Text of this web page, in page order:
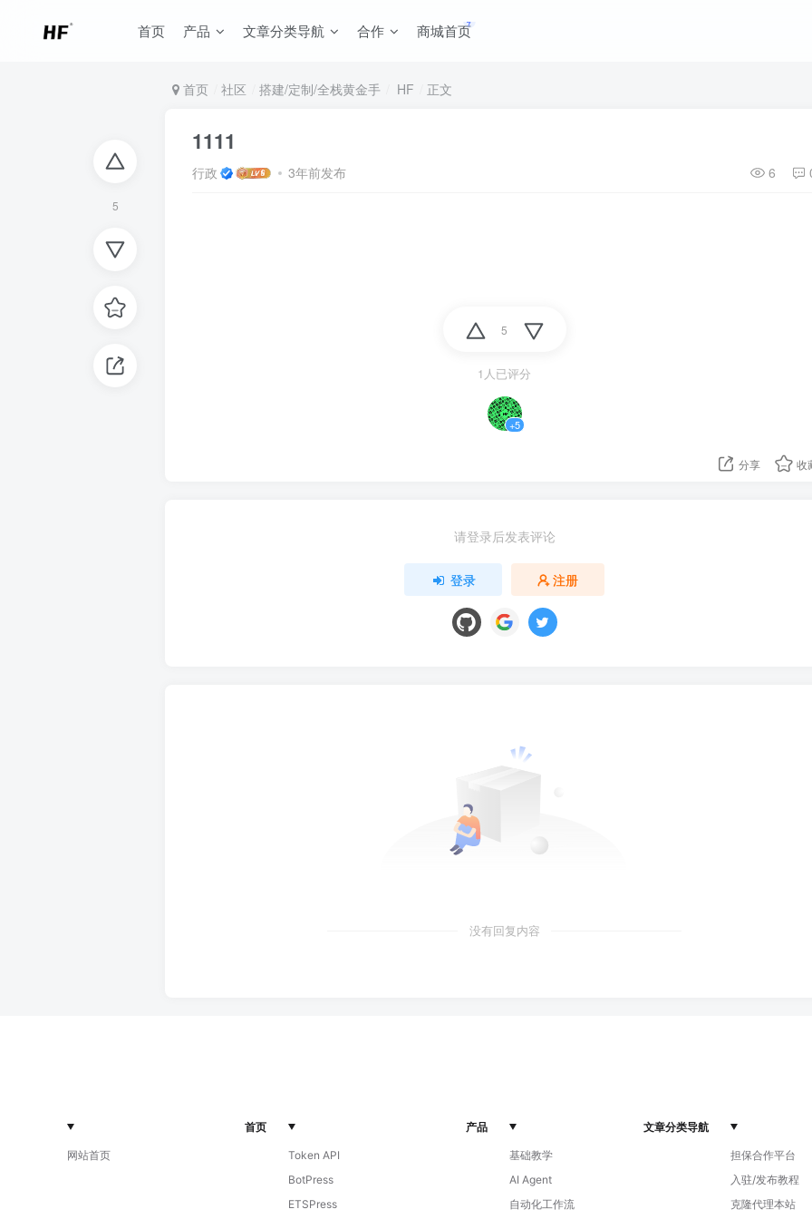
首页 产品 文章分类导航 合作 商城首页
5
首页 社区 搭建/定制/全栈黄金手 HF 正文
1111
行政 3年前发布 6
5
1人已评分
+5
分享 收
请登录后发表评论
登录 注册
没有回复内容
首页
网站首页
产品
Token API
BotPress
ETSPress
文章分类导航
基础教学
AI Agent
自动化工作流
担保合作平台
入驻/发布教程
克隆代理本站